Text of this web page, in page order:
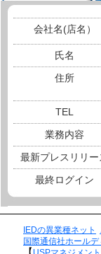
会社名(店名）
氏名
住所
TEL
業務内容
最新プレスリリー
最終ログイン
IEDの異業種ネット
国際通信社ホールデ